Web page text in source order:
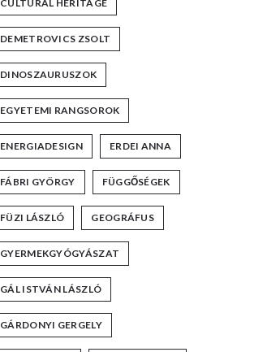
CULTURAL HERITAGE
DEMETROVICS ZSOLT
DINOSZAURUSZOK
EGYETEMI RANGSOROK
ENERGIADESIGN ERDEI ANNA
FÁBRI GYÖRGY FÜGGŐSÉGEK
FÜZI LÁSZLÓ GEOGRÁFUS
GYERMEKGYÓGYÁSZAT
GÁL ISTVÁN LÁSZLÓ
GÁRDONYI GERGELY